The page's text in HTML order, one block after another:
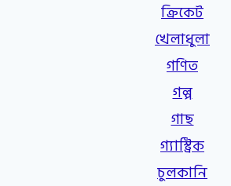
ক্রিকেট
খেলাধুলা
গণিত
গল্প
গাছ
গ্যাস্ট্রিক
চুলকানি